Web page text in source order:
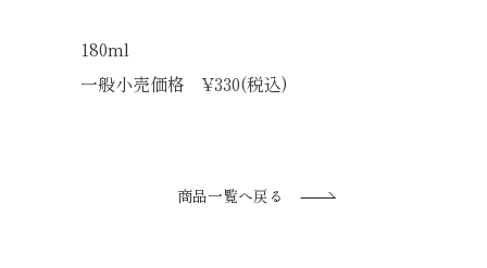
180ml
一般小売価格 ¥330(税込)
商品一覧へ戻る